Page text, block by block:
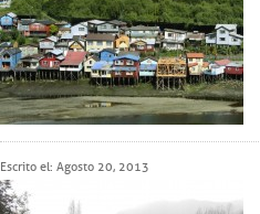
Escrito el: Agosto 20, 2013